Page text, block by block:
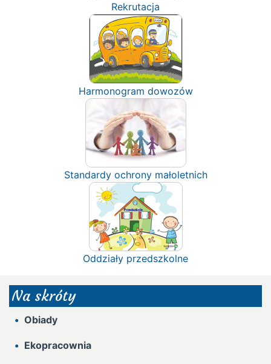
Rekrutacja
Harmonogram dowozów
Standardy ochrony małoletnich
Oddziały przedszkolne
Na skróty
Obiady
Ekopracownia